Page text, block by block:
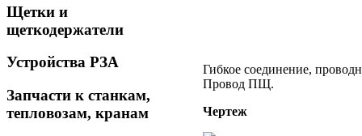
Щетки и
щеткодержатели
Устройства РЗА
Запчасти к станкам,
тепловозам, кранам
Гибкое соединение,
Провод ПЩ.
Чертеж